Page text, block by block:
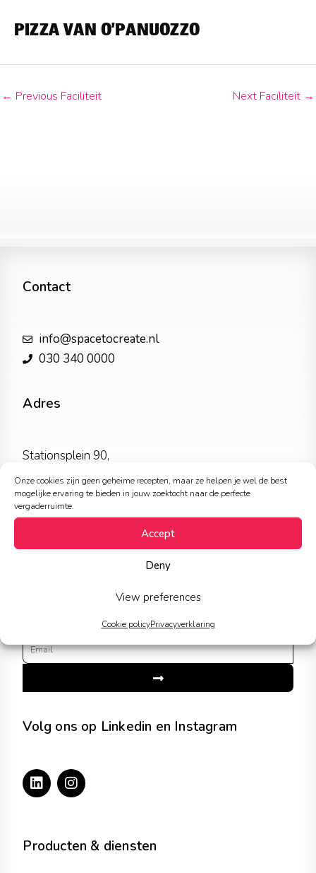
Onze cookies zijn geen geheime recepten, maar ze helpen je wel de best
mogelijke ervaring te bieden in jouw zoektocht naar de perfecte
vergaderruimte.
Accept
Deny
View preferences
Cookie policyPrivacyverklaring
PIZZA VAN O’PANUOZZO
← Previous Faciliteit Next Faciliteit →
Contact
info@spacetocreate.nl
030 340 0000
Adres
Stationsplein 90,
3511ED Utrecht
Producten & diensten
Blijf op de hoogte met onze nieuwsbrief
Email
Volg ons op Linkedin en Instagram
L
i
n
d
I
n
s
g